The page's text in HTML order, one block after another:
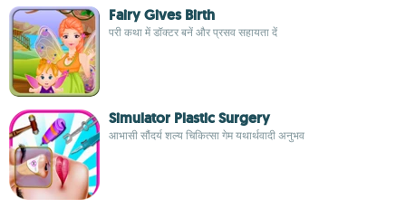
Fairy Gives Birth
परी कथा में डॉक्टर बनें और प्रसव सहायता दें
Simulator Plastic Surgery
आभासी सौंदर्य शल्य चिकित्सा गेम यथार्थवादी अनुभव